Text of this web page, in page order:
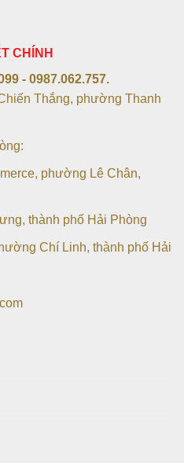
CHÍNH
- 0987.062.757.
Thắng, phường Thanh
phường Lê Chân,
thành phố Hải Phòng
Chí Linh, thành phố Hải